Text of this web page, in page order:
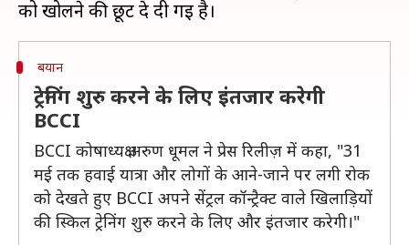
बयान
ट्रेनिंग शुरु करने के लिए इंतजार करेगी
BCCI
BCCI कोषाध्यक्ष अरुण धूमल ने प्रेस रिलीज़ में कहा, "31
मई तक हवाई यात्रा और लोगों के आने-जाने पर लगी रोक
को देखते हुए BCCI अपने सेंट्रल कॉन्ट्रैक्ट वाले खिलाड़ियों
की स्किल ट्रेनिंग शुरु करने के लिए और इंतजार करेगी।"